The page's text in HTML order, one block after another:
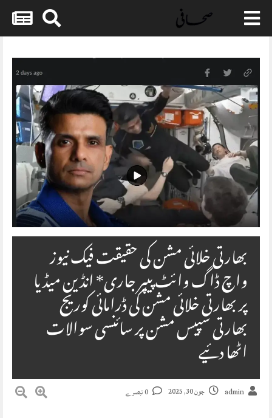
Skip
content
بھارتی خلائی مشن کی حقیقت فیک نیوز
واچ ڈاگ وائٹ پیپر جاری* انڈین میڈیا
پر بھارتی خلائی مشن کی ڈرامائی کوریج
بھارتی سپیس مشن پر سائنسی سوالات
اٹھا دئیے
admin جون 30, 2025